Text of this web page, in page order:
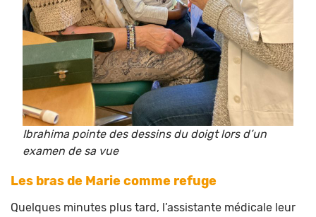
Ibrahima pointe des dessins du doigt lors d’un
examen de sa vue
Les bras de Marie comme refuge
Quelques minutes plus tard, l’assistante médicale leur